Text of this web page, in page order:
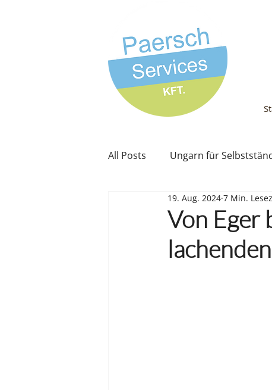
All Posts Ungarn für
Paerschs berichten
Von Eger
19. Aug. 2024 7 Min.